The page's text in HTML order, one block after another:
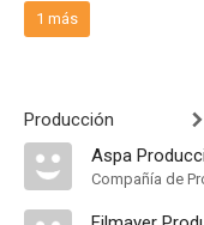
1 más
Producción